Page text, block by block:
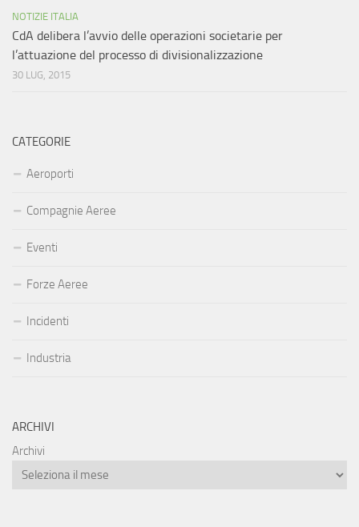
NOTIZIE ITALIA
CdA delibera l’avvio delle operazioni societarie per
l’attuazione del processo di divisionalizzazione
30 LUG, 2015
CATEGORIE
Aeroporti
Compagnie Aeree
Eventi
Forze Aeree
Incidenti
Industria
ARCHIVI
Archivi